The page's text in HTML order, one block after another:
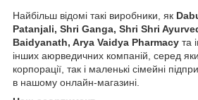
Найбільш відомі такі виробники, як
Patanjali, Shri Ganga, Shri Shri
Baidyanath, Arya Vaidya Pharmacy та
інших аюрведичних компаній, серед
корпорації, так і маленькі сімейні
в нашому онлайн-магазині.